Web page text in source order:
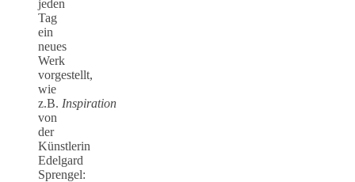
jeden
Tag
ein
neues
Werk
vorgestellt,
wie
z.B. Inspiration
von
der
Künstlerin
Edelgard
Sprengel: